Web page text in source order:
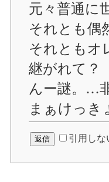
元々普通に
それとも偶
それともオ
継がれて？
んー謎。…
まぁけっき
引用しな